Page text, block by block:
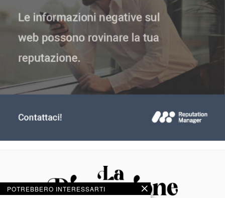
POTREBBERO INTERESSARTI